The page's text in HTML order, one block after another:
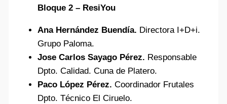
Bloque 2 – ResiYou
Ana Hernández Buendía. Directora I+D+i.
Grupo Paloma.
Jose Carlos Sayago Pérez. Responsable
Dpto. Calidad. Cuna de Platero.
Paco López Pérez.Coordinador Frutales
Dpto. Técnico El Ciruelo.